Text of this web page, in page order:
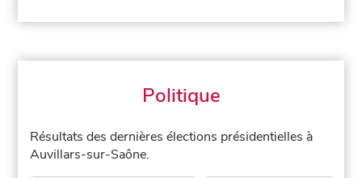
Politique
Résultats des dernières élections présidentielles à
Auvillars-sur-Saône.